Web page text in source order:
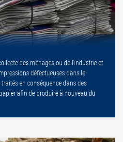
des ménages ou de l’industrie et
défectueuses dans le
en conséquence dans des
afin de produire à nouveau du